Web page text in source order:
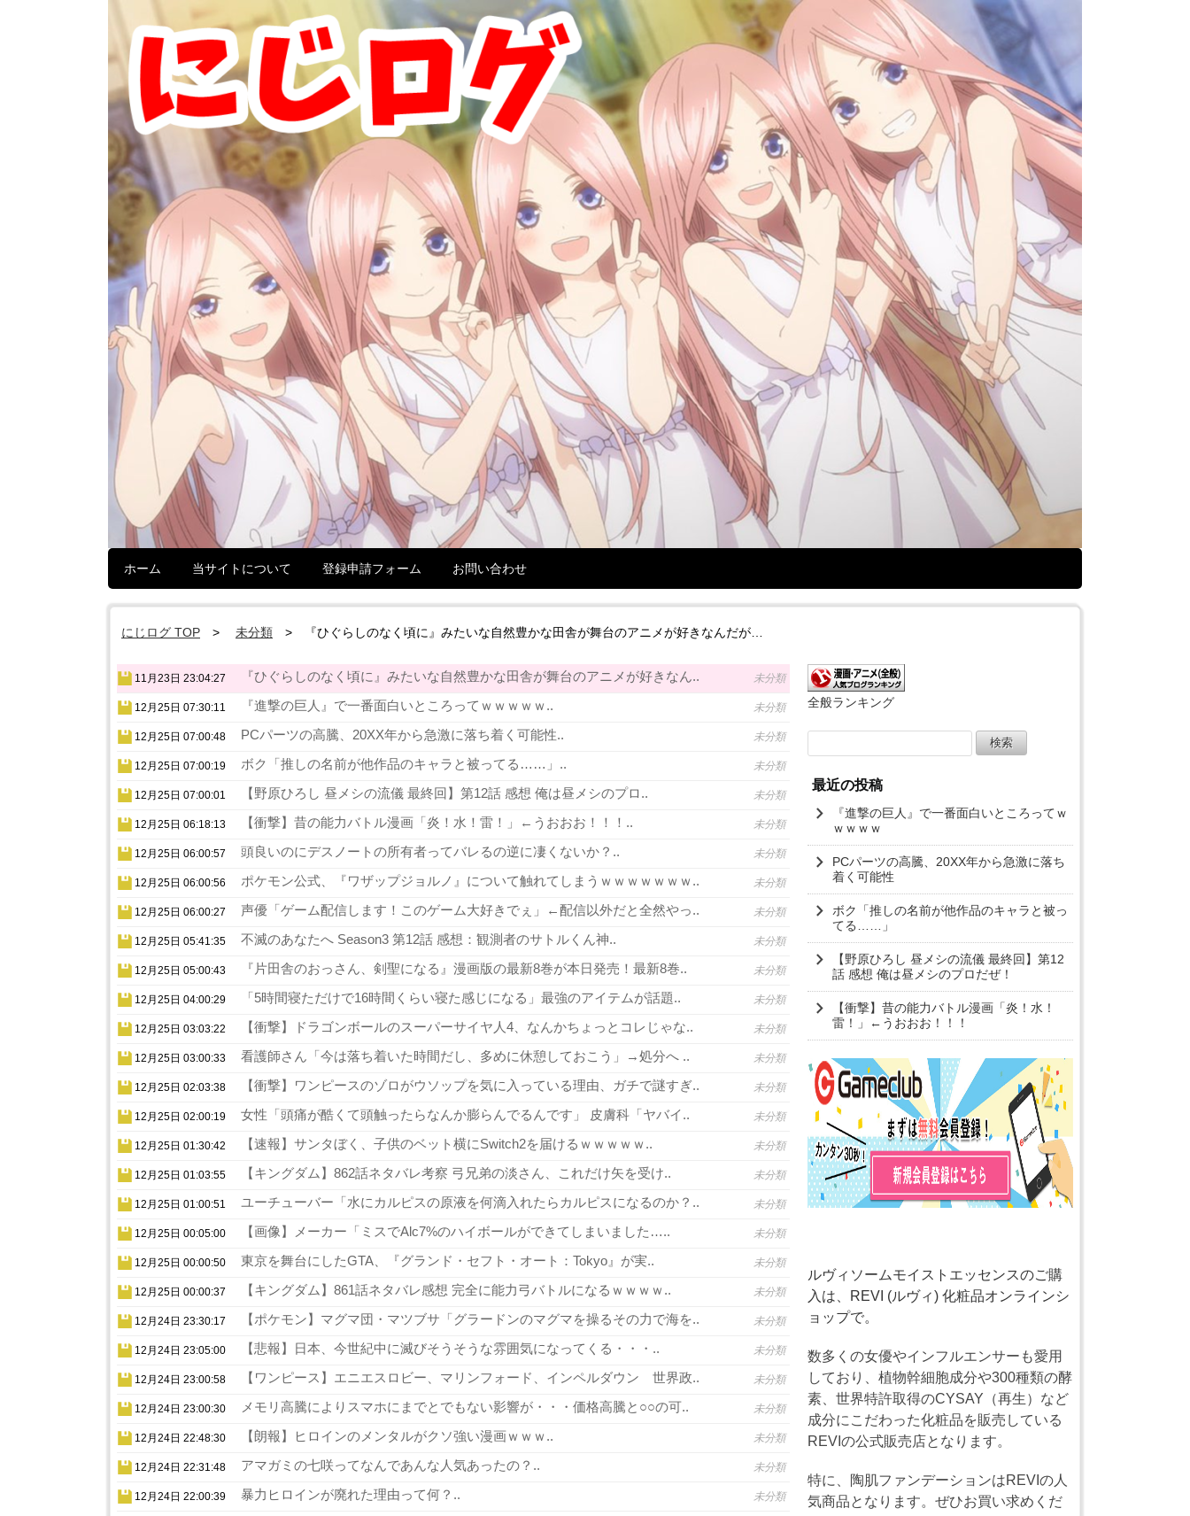
ホーム 当サイトについて 登録申請フォーム お問い合わせ
にじログ TOP 未分類 『ひぐらしのなく頃に』みたいな自然豊かな田舎が舞台のアニメが好きなんだが…
11月23日 23:04:27 『ひぐらしのなく頃に』みたいな自然豊かな田舎が舞台のアニメが好きなん.. 未分類
12月25日 07:30:11 『進撃の巨人』で一番面白いところってｗｗｗｗｗ.. 未分類
12月25日 07:00:48 PCパーツの高騰、20XX年から急激に落ち着く可能性.. 未分類
12月25日 07:00:19 ボク「推しの名前が他作品のキャラと被ってる……」.. 未分類
12月25日 07:00:01 【野原ひろし 昼メシの流儀 最終回】第12話 感想 俺は昼メシのプロ.. 未分類
12月25日 06:18:13 【衝撃】昔の能力バトル漫画「炎！水！雷！」←うおおお！！！.. 未分類
12月25日 06:00:57 頭良いのにデスノートの所有者ってバレるの逆に凄くないか？.. 未分類
12月25日 06:00:56 ポケモン公式、『ワザップジョルノ』について触れてしまうｗｗｗｗｗｗｗ.. 未分類
12月25日 06:00:27 声優「ゲーム配信します！このゲーム大好きでぇ」←配信以外だと全然やっ.. 未分類
12月25日 05:41:35 不滅のあなたへ Season3 第12話 感想：観測者のサトルくん神.. 未分類
12月25日 05:00:43 『片田舎のおっさん、剣聖になる』漫画版の最新8巻が本日発売！最新8巻.. 未分類
12月25日 04:00:29 「5時間寝ただけで16時間くらい寝た感じになる」最強のアイテムが話題.. 未分類
12月25日 03:03:22 【衝撃】ドラゴンボールのスーパーサイヤ人4、なんかちょっとコレじゃな.. 未分類
12月25日 03:00:33 看護師さん「今は落ち着いた時間だし、多めに休憩しておこう」→処分へ .. 未分類
12月25日 02:03:38 【衝撃】ワンピースのゾロがウソップを気に入っている理由、ガチで謎すぎ.. 未分類
12月25日 02:00:19 女性「頭痛が酷くて頭触ったらなんか膨らんでるんです」 皮膚科「ヤバイ.. 未分類
12月25日 01:30:42 【速報】サンタぼく、子供のベット横にSwitch2を届けるｗｗｗｗｗ.. 未分類
12月25日 01:03:55 【キングダム】862話ネタバレ考察 弓兄弟の淡さん、これだけ矢を受け.. 未分類
12月25日 01:00:51 ユーチューバー「水にカルピスの原液を何滴入れたらカルピスになるのか？.. 未分類
12月25日 00:05:00 【画像】メーカー「ミスでAlc7%のハイボールができてしまいました….. 未分類
12月25日 00:00:50 東京を舞台にしたGTA、『グランド・セフト・オート：Tokyo』が実.. 未分類
12月25日 00:00:37 【キングダム】861話ネタバレ感想 完全に能力弓バトルになるｗｗｗｗ.. 未分類
12月24日 23:30:17 【ポケモン】マグマ団・マツブサ「グラードンのマグマを操るその力で海を.. 未分類
12月24日 23:05:00 【悲報】日本、今世紀中に滅びそうそうな雰囲気になってくる・・・.. 未分類
12月24日 23:00:58 【ワンピース】エニエスロビー、マリンフォード、インペルダウン 世界政.. 未分類
12月24日 23:00:30 メモリ高騰によりスマホにまでとでもない影響が・・・価格高騰と○○の可.. 未分類
12月24日 22:48:30 【朗報】ヒロインのメンタルがクソ強い漫画ｗｗｗ.. 未分類
12月24日 22:31:48 アマガミの七咲ってなんであんな人気あったの？.. 未分類
12月24日 22:00:39 暴力ヒロインが廃れた理由って何？.. 未分類
全般ランキング
索:
最近の投稿
『進撃の巨人』で一番面白いところってｗ
ｗｗｗｗ
PCパーツの高騰、20XX年から急激に落ち
着く可能性
ボク「推しの名前が他作品のキャラと被っ
てる……」
【野原ひろし 昼メシの流儀 最終回】第12
話 感想 俺は昼メシのプロだぜ！
【衝撃】昔の能力バトル漫画「炎！水！
雷！」←うおおお！！！
ルヴィソームモイストエッセンスのご購
入は、REVI (ルヴィ) 化粧品オンラインシ
ョップで。
数多くの女優やインフルエンサーも愛用
しており、植物幹細胞成分や300種類の酵
素、世界特許取得のCYSAY（再生）など
成分にこだわった化粧品を販売している
REVIの公式販売店となります。
特に、陶肌ファンデーションはREVIの人
気商品となります。ぜひお買い求めくだ